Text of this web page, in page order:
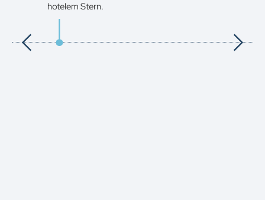
hotelem Stern.